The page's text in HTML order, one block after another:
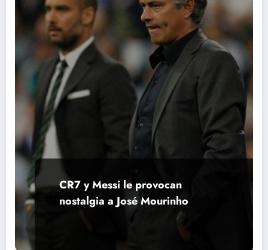
CR7 y Messi le provocan
nostalgia a José Mourinho